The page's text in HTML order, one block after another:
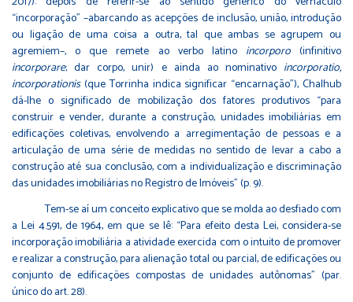
“incorporação” –abarcando as acepções de inclusão, união, introdução
ou ligação de uma coisa a outra, tal que ambas se agrupem ou
agremiem–, o que remete ao verbo latino incorporo(infinitivo
incorporare; dar corpo, unir) e ainda ao nominativo incorporatio,
incorporationis(que Torrinha indica significar “encarnação”), Chalhub
dá-lhe o significado de mobilização dos fatores produtivos “para
construir e vender, durante a construção, unidades imobiliárias em
edificações coletivas, envolvendo a arregimentação de pessoas e a
articulação de uma série de medidas no sentido de levar a cabo a
construção até sua conclusão, com a individualização e discriminação
das unidades imobiliárias no Registro de Imóveis” (p. 9).
Tem-se aí um conceito explicativo que se molda ao desfiado com
a Lei 4.591, de 1964, em que se lê: “Para efeito desta Lei, considera-se
incorporação imobiliária a atividade exercida com o intuito de promover
e realizar a construção, para alienação total ou parcial, de edificações ou
conjunto de edificações compostas de unidades autônomas” (par.
único do art. 28).